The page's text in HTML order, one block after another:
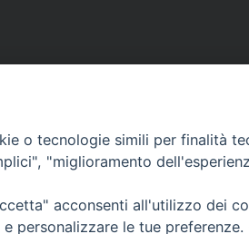
o tecnologie simili per finalità
"miglioramento
acconsenti all'utilizzo dei
personalizzare le tue